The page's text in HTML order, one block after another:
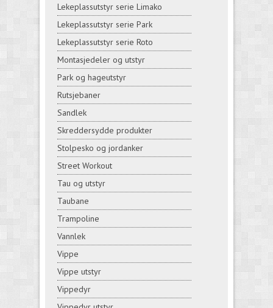
Lekeplassutstyr serie Limako
Lekeplassutstyr serie Park
Lekeplassutstyr serie Roto
Montasjedeler og utstyr
Park og hageutstyr
Rutsjebaner
Sandlek
Skreddersydde produkter
Stolpesko og jordanker
Street Workout
Tau og utstyr
Taubane
Trampoline
Vannlek
Vippe
Vippe utstyr
Vippedyr